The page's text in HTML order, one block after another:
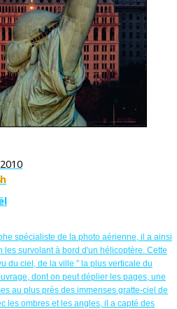
spécialiste de la photo aérienne, il a ainsi
survolant à bord d'un hélicoptère. Cette
du ciel, de la ville " la plus verticale du
dont on peut déplier les pages, une
au plus près des immenses gratte-ciel de
les ombres et les angles, il a capté des